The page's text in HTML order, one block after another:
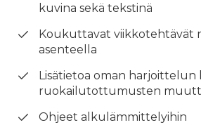
kuvina sekä tekstinä
Koukuttavat viikkotehtävät
asenteella
Lisätietoa oman harjoittelun
ruokailutottumusten
Ohjeet alkulämmittelyihin